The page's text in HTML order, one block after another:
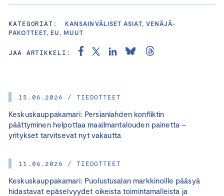
15.06.2026 / TIEDOTTEET
Keskuskauppakamari: Persianlahden konfliktin
päättyminen helpottaa maailmantalouden painetta –
yritykset tarvitsevat nyt vakautta
11.06.2026 / TIEDOTTEET
Keskuskauppakamari: Puolustusalan markkinoille pääsyä
hidastavat epäselvyydet oikeista toimintamalleista ja
KATEGORIAT:
KANSAINVÄLISET ASIAT, VENÄJÄ-
PAKOTTEET, EU, MUUT
JAA ARTIKKELI: